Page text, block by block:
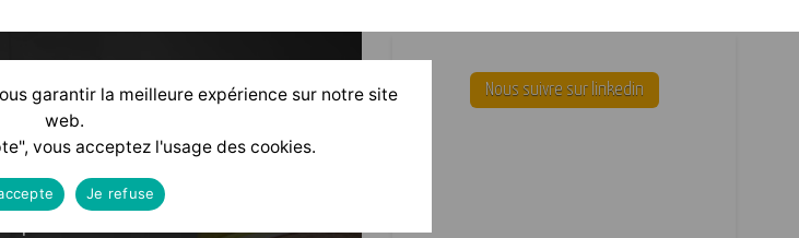
profil :
Nous suivre sur linkedin
garantir la meilleure expérience sur notre site
web.
vous acceptez l'usage des cookies.
Je refuse